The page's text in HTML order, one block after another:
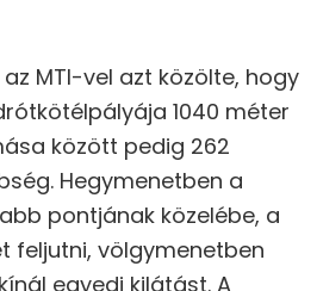
MTI-vel azt közölte, hogy
1040 méter
között pedig 262
Hegymenetben a
pontjának közelébe, a
feljutni, völgymenetben
egyedi kilátást. A